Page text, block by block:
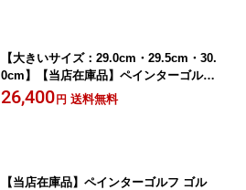
【大きいサイズ：29.0cm・29.5cm・30.
0cm】【当店在庫品】ペインターゴルフ
ゴルフシューズ スパイクレスモデル ダ
イヤル式 40061 Reserve Classic SL FF
26,400 円 送料無料
【当店在庫品】ペインターゴルフ ゴル